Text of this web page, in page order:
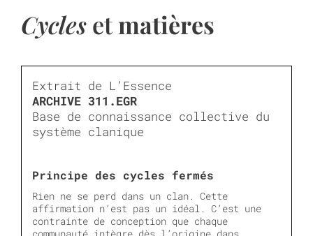
Cyclesetmatières
Extrait de L’Essence
ARCHIVE 311.EGR
Base de connaissance collective du
système clanique
Principe des cycles fermés
Rien ne se perd dans un clan. Cette
affirmation n’est pas un idéal. C’est une
contrainte de conception que chaque